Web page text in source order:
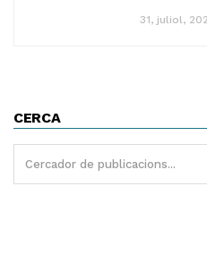
31, juliol,
CERCA